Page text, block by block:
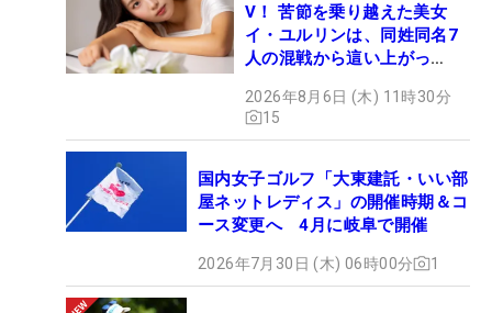
V！ 苦節を乗り越えた美女
イ・ユルリンは、同姓同名7
人の混戦から這い上がっ
2026年8月6日 (木) 11時30分
15
国内女子ゴルフ「大東建託・いい部
屋ネットレディス」の開催時期＆コ
ース変更へ 4月に岐阜で開催
2026年7月30日 (木) 06時00分 1